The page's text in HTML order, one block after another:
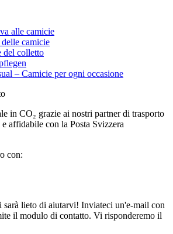
alle camicie
camicie
del colletto
– Camicie per ogni occasione
in CO₂ grazie ai nostri partner di trasporto
e affidabile con la Posta Svizzera
con:
lieto di aiutarvi! Inviateci un'e-mail con
il modulo di contatto. Vi risponderemo il